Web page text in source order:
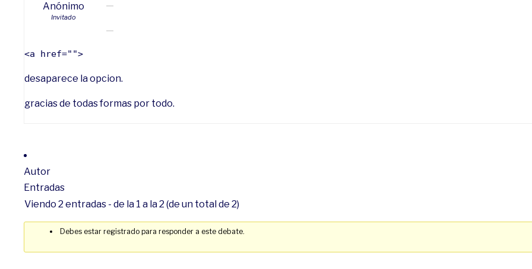
Anónimo
Invitado
<a href="">
desaparece la opcion.
gracias de todas formas por todo.
Autor
Entradas
Viendo 2 entradas - de la 1 a la 2 (de un total de 2)
Debes estar registrado para responder a este debate.